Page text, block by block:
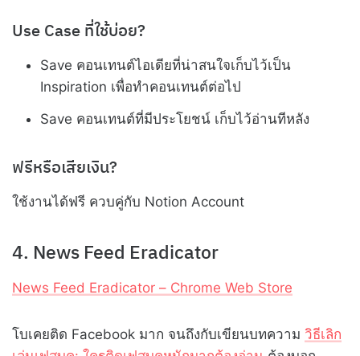
Use Case ที่ใช้บ่อย?
Save คอนเทนต์ไอเดียที่น่าสนใจเก็บไว้เป็น
Inspiration เพื่อทำคอนเทนต์ต่อไป
Save คอนเทนต์ที่มีประโยชน์ เก็บไว้อ่านทีหลัง
ฟรีหรือเสียเงิน?
ใช้งานได้ฟรี ควบคู่กับ Notion Account
4. News Feed Eradicator
News Feed Eradicator – Chrome Web Store
โบเคยติด Facebook มาก จนถึงกับเขียนบทความ วิธีเลิก